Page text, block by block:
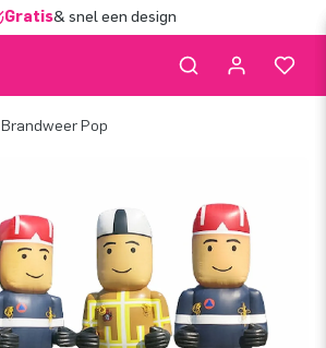
Gratis& snel een design
Brandweer Pop